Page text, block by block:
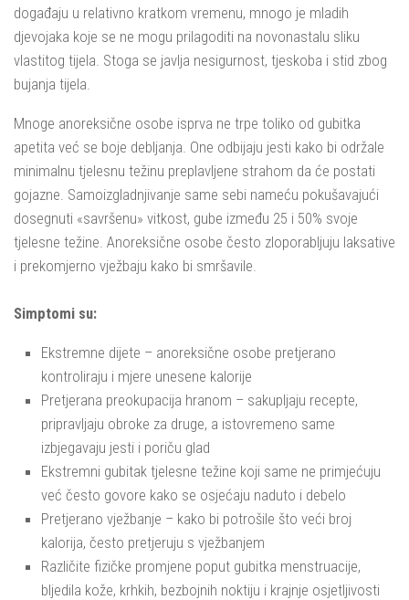
događaju u relativno kratkom vremenu, mnogo je mladih
djevojaka koje se ne mogu prilagoditi na novonastalu sliku
vlastitog tijela. Stoga se javlja nesigurnost, tjeskoba i stid zbog
bujanja tijela.
Mnoge anoreksične osobe isprva ne trpe toliko od gubitka
apetita već se boje debljanja. One odbijaju jesti kako bi održale
minimalnu tjelesnu težinu preplavljene strahom da će postati
gojazne. Samoizgladnjivanje same sebi nameću pokušavajući
dosegnuti «savršenu» vitkost, gube između 25 i 50% svoje
tjelesne težine. Anoreksične osobe često zloporabljuju laksative
i prekomjerno vježbaju kako bi smršavile.
Simptomi su:
Ekstremne dijete – anoreksične osobe pretjerano
kontroliraju i mjere unesene kalorije
Pretjerana preokupacija hranom – sakupljaju recepte,
pripravljaju obroke za druge, a istovremeno same
izbjegavaju jesti i poriču glad
Ekstremni gubitak tjelesne težine koji same ne primjećuju
već često govore kako se osjećaju naduto i debelo
Pretjerano vježbanje – kako bi potrošile što veći broj
kalorija, često pretjeruju s vježbanjem
Različite fizičke promjene poput gubitka menstruacije,
bljedila kože, krhkih, bezbojnih noktiju i krajnje osjetljivosti